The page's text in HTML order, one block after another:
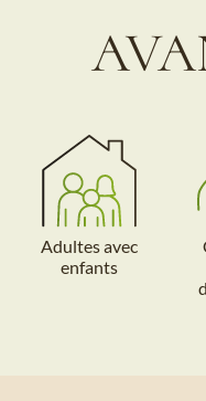
Adultes avec
enfants